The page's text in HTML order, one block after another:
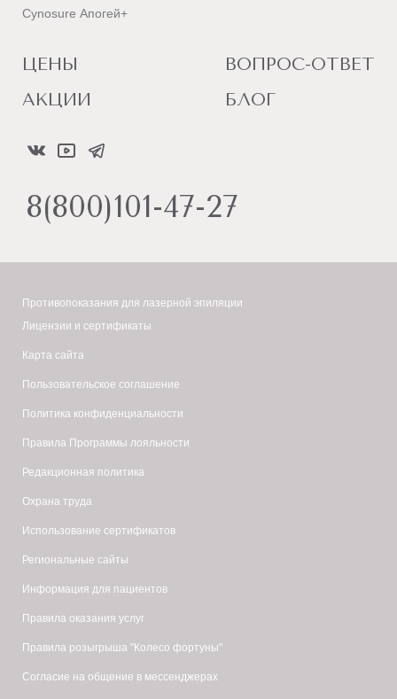
Cynosure Апогей+
ЦЕНЫ
АКЦИИ
ВОПРОС-ОТВЕТ
БЛОГ
8(800)101-47-27
Противопоказания для лазерной эпиляции
Лицензии и сертификаты
Карта сайта
Пользовательское соглашение
Политика конфиденциальности
Правила Программы лояльности
Редакционная политика
Охрана труда
Использование сертификатов
Региональные сайты
Информация для пациентов
Правила оказания услуг
Правила розыгрыша "Колесо фортуны"
Согласие на общение в мессенджерах